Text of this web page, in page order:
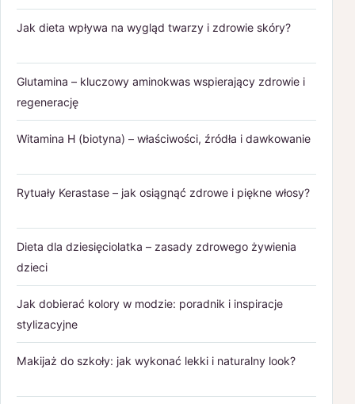
Jak dieta wpływa na wygląd twarzy i zdrowie skóry?
Glutamina – kluczowy aminokwas wspierający zdrowie i
regenerację
Witamina H (biotyna) – właściwości, źródła i dawkowanie
Rytuały Kerastase – jak osiągnąć zdrowe i piękne włosy?
Dieta dla dziesięciolatka – zasady zdrowego żywienia
dzieci
Jak dobierać kolory w modzie: poradnik i inspiracje
stylizacyjne
Makijaż do szkoły: jak wykonać lekki i naturalny look?